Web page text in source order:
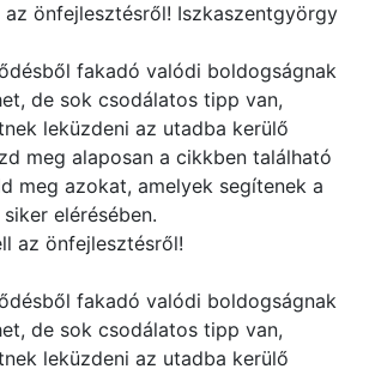
önfejlesztésről! Iszkaszentgyörgy
fakadó valódi boldogságnak
de sok csodálatos tipp van,
leküzdeni az utadba kerülő
meg alaposan a cikkben található
meg azokat, amelyek segítenek a
elérésében.
az önfejlesztésről!
fakadó valódi boldogságnak
de sok csodálatos tipp van,
leküzdeni az utadba kerülő